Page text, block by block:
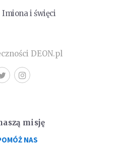
Imiona i święci
DEON.pl
misję
NAS